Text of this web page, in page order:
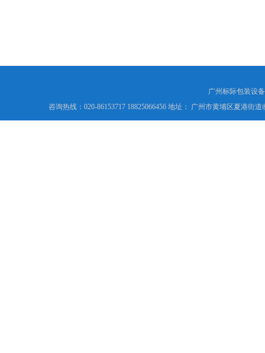
广州标际包装设
咨询热线：020-86153717 18825066456 地址： 广州市黄埔区夏港街